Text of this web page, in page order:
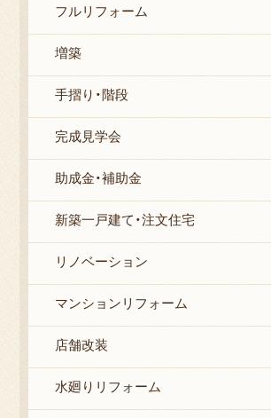
フルリフォーム
増築
手摺り・階段
完成見学会
助成金・補助金
新築一戸建て・注文住宅
リノベーション
マンションリフォーム
店舗改装
水廻りリフォーム